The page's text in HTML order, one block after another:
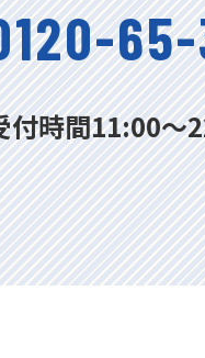
65-
付時間11:00〜